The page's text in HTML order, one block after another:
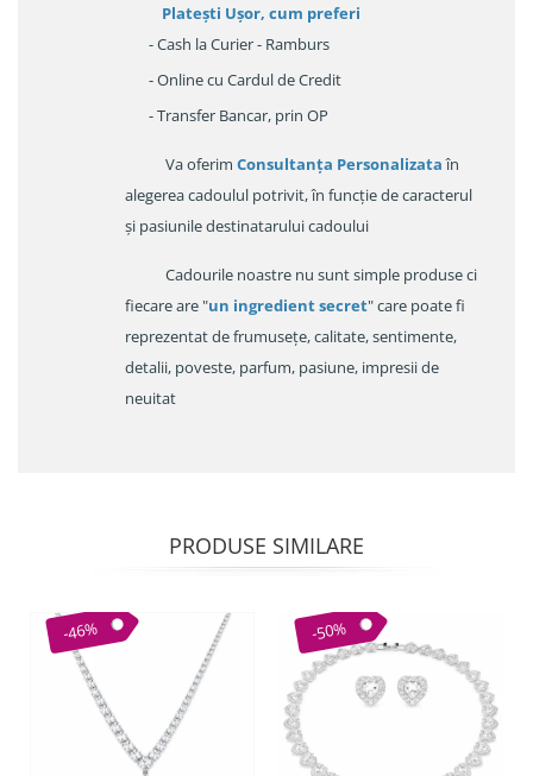
Platești Ușor, cum preferi
- Cash la Curier - Ramburs
- Online cu Cardul de Credit
- Transfer Bancar, prin OP
Va oferim Consultanța Personalizataîn
alegerea cadoulul potrivit, în funcție de caracterul
și pasiunile destinatarului cadoului
Cadourile noastre nu sunt simple produse ci
fiecare are "un ingredient secret" care poate fi
reprezentat de frumusețe, calitate, sentimente,
detalii, poveste, parfum, pasiune, impresii de
neuitat
PRODUSE SIMILARE
-46% -50%